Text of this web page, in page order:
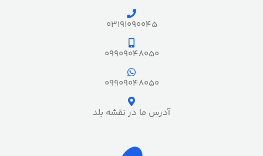
03191090045
09909048050
09909048050
آدرس ما در نقشه بلد